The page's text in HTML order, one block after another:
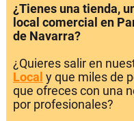
¿Tienes una tienda,
local comercial en
de Navarra?
¿Quieres salir en
Local y que miles de
que ofreces con una
por profesionales?